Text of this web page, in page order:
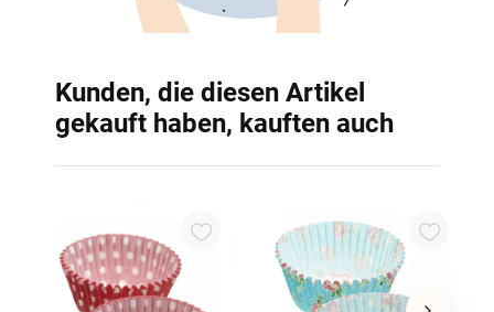
Kunden, die diesen Artikel
gekauft haben, kauften auch